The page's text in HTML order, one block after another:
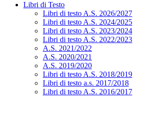
Libri di Testo
Libri di testo A.S. 2026/2027
Libri di testo A.S. 2024/2025
Libri di testo A.S. 2023/2024
Libri di testo A.S. 2022/2023
A.S. 2021/2022
A.S. 2020/2021
A.S. 2019/2020
Libri di testo A.S. 2018/2019
Libri di testo a.s. 2017/2018
Libri di testo A.S. 2016/2017